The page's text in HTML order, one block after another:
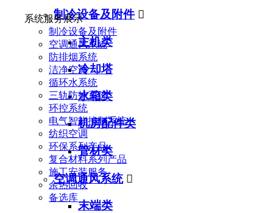
系统服务展示
制冷设备及附件
空调通风系统
防排烟系统
洁净空调
循环水系统
三轨防护系统
环控系统
电气智能控制系统
纺织空调
环保系列产品
复合材料系列产品
施工安装服务
余热回收
备选库
制冷设备及附件 
主机类
冷却塔
水箱类
机房配件类
管材类
空调通风系统 
末端类